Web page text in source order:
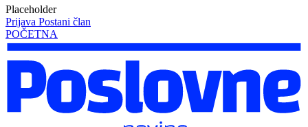
Placeholder
Prijava Postani član
POČETNA